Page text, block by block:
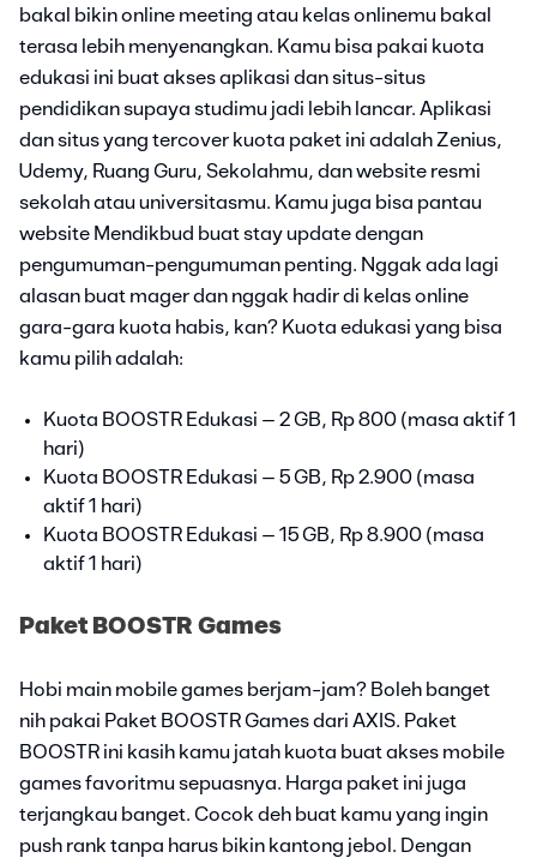
bakal bikin online meeting atau kelas onlinemu bakal
terasa lebih menyenangkan. Kamu bisa pakai kuota
edukasi ini buat akses aplikasi dan situs-situs
pendidikan supaya studimu jadi lebih lancar. Aplikasi
dan situs yang tercover kuota paket ini adalah Zenius,
Udemy, Ruang Guru, Sekolahmu, dan website resmi
sekolah atau universitasmu. Kamu juga bisa pantau
website Mendikbud buat stay update dengan
pengumuman-pengumuman penting. Nggak ada lagi
alasan buat mager dan nggak hadir di kelas online
gara-gara kuota habis, kan? Kuota edukasi yang bisa
kamu pilih adalah:
Kuota BOOSTR Edukasi – 2 GB, Rp 800 (masa aktif 1
hari)
Kuota BOOSTR Edukasi – 5 GB, Rp 2.900 (masa
aktif 1 hari)
Kuota BOOSTR Edukasi – 15 GB, Rp 8.900 (masa
aktif 1 hari)
Paket BOOSTR Games
Hobi main mobile games berjam-jam? Boleh banget
nih pakai Paket BOOSTR Games dari AXIS. Paket
BOOSTR ini kasih kamu jatah kuota buat akses mobile
games favoritmu sepuasnya. Harga paket ini juga
terjangkau banget. Cocok deh buat kamu yang ingin
push rank tanpa harus bikin kantong jebol. Dengan